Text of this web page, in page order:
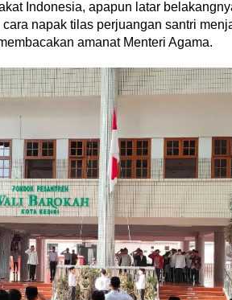
Indonesia, apapun latar
napak tilas perjuangan santri
amanat Menteri Agama.